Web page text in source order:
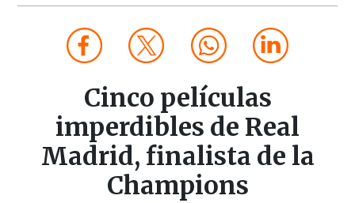
Cinco películas
imperdibles de Real
Madrid, finalista de la
Champions